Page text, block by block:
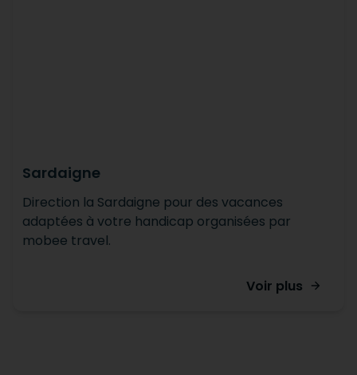
Sardaigne
Direction la Sardaigne pour des vacances
adaptées à votre handicap organisées par
mobee travel.
Voir plus